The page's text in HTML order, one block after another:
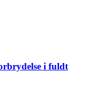
i fuldt